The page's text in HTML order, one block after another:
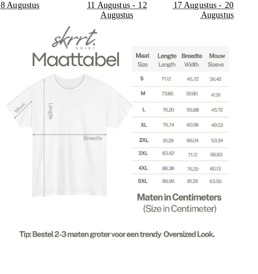
8 Augustus
11 Augustus - 12
Augustus
17 Augustus - 20
Augustus